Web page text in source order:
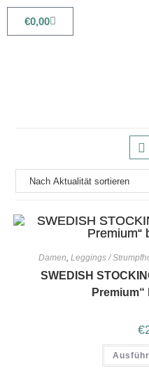
€0,00
Damen, Leggings /
SWEDISH
Premium“
€